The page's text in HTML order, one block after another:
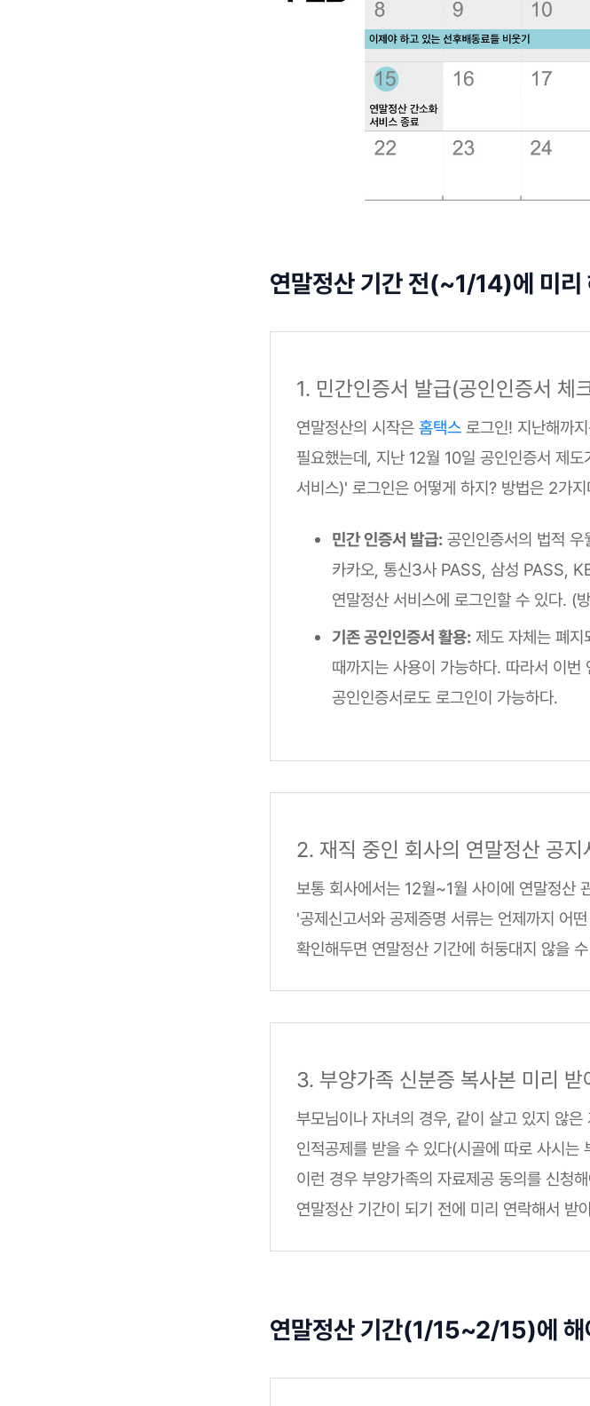
연말정산 기간 전(~1/14)에 미리
1. 민간인증서 발급(공인인증서 체
연말정산의 시작은 홈택스 로그인! 지난해까
필요했는데, 지난 12월 10일 공인인증서 제
서비스)' 로그인은 어떻게 하지? 방법은 2가지
민간 인증서 발급: 공인인증서의 법적 우
카카오, 통신3사 PASS, 삼성 PASS,
연말정산 서비스에 로그인할 수 있다. (
기존 공인인증서 활용: 제도 자체는 폐지
때까지는 사용이 가능하다. 따라서 이
공인인증서로도 로그인이 가능하다.
2. 재직 중인 회사의 연말정산 공지
보통 회사에서는 12월~1월 사이에 연말정산
'공제신고서와 공제증명 서류는 언제까지 어
확인해두면 연말정산 기간에 허둥대지 않을
3. 부양가족 신분증 복사본 미리 받
부모님이나 자녀의 경우, 같이 살고 있지 않은
인적공제를 받을 수 있다(시골에 따로 사시
이런 경우 부양가족의 자료제공 동의를 신청
연말정산 기간이 되기 전에 미리 연락해서 받
연말정산 기간(1/15~2/15)에 해